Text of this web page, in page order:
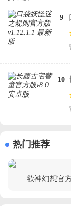
9
10
热门推荐
欲神幻想官